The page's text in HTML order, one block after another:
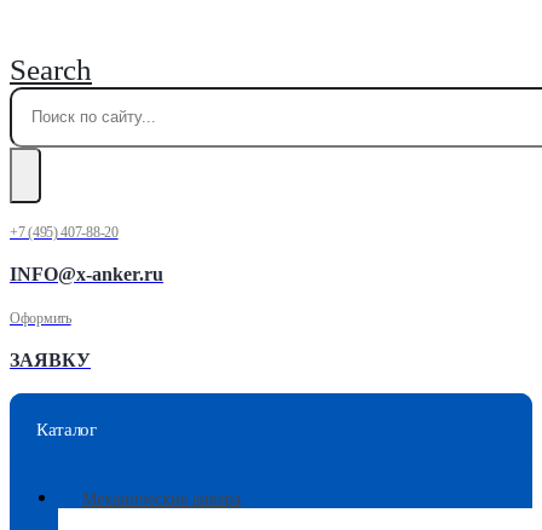
Search
+7 (495) 407-88-20
INFO@x-anker.ru
Оформить
ЗАЯВКУ
Каталог
Механические анкера